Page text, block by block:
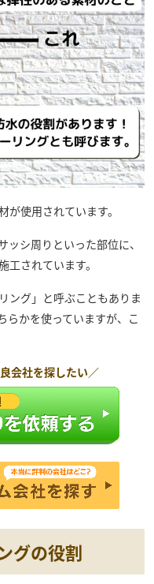
使用されています。
シ周りといった部位に、
されています。
ング」と呼ぶこともありま
らかを使っていますが、こ
会社を探したい／
グの役割